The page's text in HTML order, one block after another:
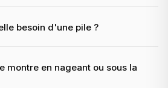
besoin d'une pile ?
montre en nageant ou sous la